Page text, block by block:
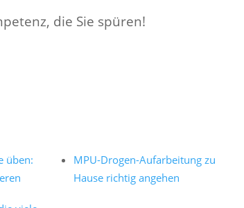
die Sie spüren!
üben:
MPU-Drogen-Aufarbeitung zu
Hause richtig angehen